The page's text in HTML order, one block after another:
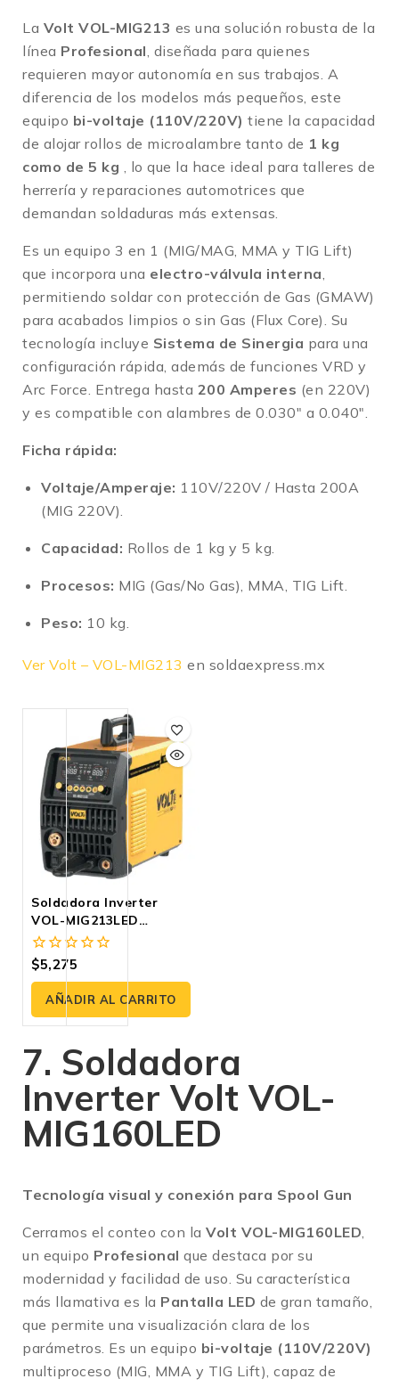
La Volt VOL-MIG213 es una solución robusta de la
línea Profesional , diseñada para quienes
requieren mayor autonomía en sus trabajos. A
diferencia de los modelos más pequeños, este
equipo bi-voltaje (110V/220V) tiene la capacidad
de alojar rollos de microalambre tanto de 1 kg
como de 5 kg
, lo que la hace ideal para talleres de
herrería y reparaciones automotrices que
demandan soldaduras más extensas
Es un equipo 3 en 1 (MIG/MAG, MMA y TIG Lift)
que incorpora una electro-válvula interna
permitiendo soldar con protección de Gas (GMAW)
para acabados limpios o sin Gas (Flux Core) Su
tecnología incluye Sistema de Sinergia para una
configuración rápida, además de funciones VRD y
Arc Force Entrega hasta 200 Amperes (en 220V)
y es compatible con alambres de 0.030″ a 0.040″
Ficha rápida:
Voltaje/Amperaje: 110V/220V / Hasta 200A
(MIG 220V).
Capacidad: Rollos de 1 kg y 5 kg.
Procesos: MIG (Gas/No Gas), MMA, TIG Lift.
Peso: 10 kg.
Ver Volt – VOL-MIG213 en soldaexpress.mx
Soldadora Inverter
VOL-MIG213LED
MIG/MAG 110/220V
200A 3-En-1 Con TIG
Lift Y Pantalla LED
0
fuera
5
$5,275
AÑADIR AL CARRITO
7. Soldadora
Inverter Volt VOL-
MIG160LED
Tecnología visual y conexión para Spool Gun
Cerramos el conteo con la Volt VOL-MIG160LED,
un equipo Profesional que destaca por su
modernidad y facilidad de uso. Su característica
más llamativa es la Pantalla LED de gran tamaño,
que permite una visualización clara de los
parámetros. Es un equipo bi-voltaje (110V/220V)
multiproceso (MIG, MMA y TIG Lift), capaz de